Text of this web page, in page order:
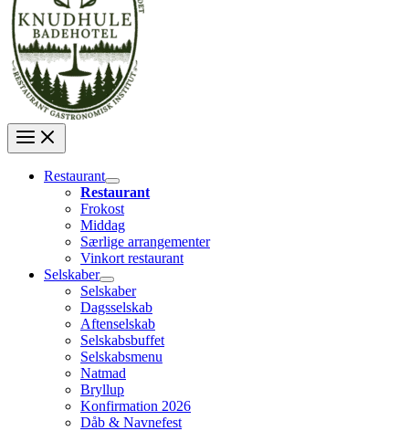
Restaurant
Restaurant
Frokost
Middag
Særlige arrangementer
Vinkort restaurant
Selskaber
Selskaber
Dagsselskab
Aftenselskab
Selskabsbuffet
Selskabsmenu
Natmad
Bryllup
Konfirmation 2026
Dåb & Navnefest